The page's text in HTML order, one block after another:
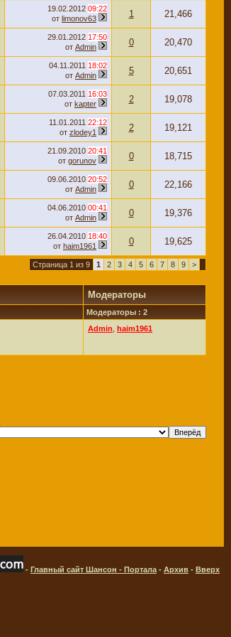
19.02.2012 09:22
от limonov63 1 21,466
29.01.2012 17:50
от Admin 0 20,470
04.11.2011 18:02
от Admin 5 20,651
07.03.2011 16:03
от kapter 2 19,078
11.01.2011 22:12
от zlodey1 2 19,121
21.09.2010 20:41
от gorunov 0 18,715
09.06.2010 20:52
от Admin 0 22,166
04.06.2010 00:41
от Admin 0 19,376
26.04.2010 18:40
от haim1961 0 19,625
Страница 1 из 9 1 2 3 4 5 6 7 8 9 >
Модераторы
Модераторы : 2
Admin haim1961
- Главный сайт Шансон - Портала - Архив - Вверх